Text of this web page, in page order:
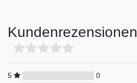
Kundenrezensionen
5
0